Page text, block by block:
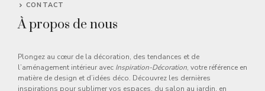
CONTACT
À propos de nous
Plongez au cœur de la décoration, des tendances et de
l’aménagement intérieur avec Inspiration-Décoration, votre référence en
matière de design et d’idées déco. Découvrez les dernières
inspirations pour sublimer vos espaces, du salon au jardin, en